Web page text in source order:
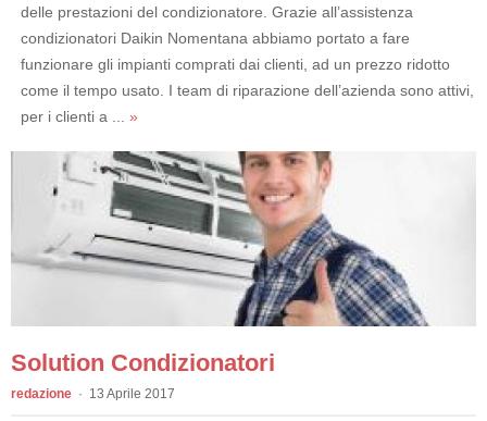
delle prestazioni del condizionatore. Grazie all’assistenza
condizionatori Daikin Nomentana abbiamo portato a fare
funzionare gli impianti comprati dai clienti, ad un prezzo ridotto
come il tempo usato. I team di riparazione dell’azienda sono attivi,
per i clienti a ... »
Solution Condizionatori
redazione 13 Aprile 2017